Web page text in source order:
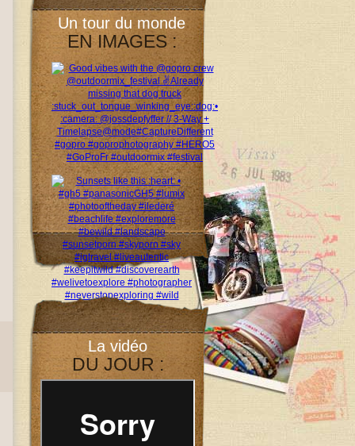
Un tour du monde
EN IMAGES :
La vidéo
DU JOUR :